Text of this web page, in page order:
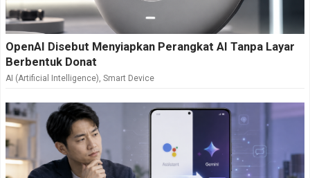
OpenAI Disebut Menyiapkan Perangkat AI Tanpa Layar
Berbentuk Donat
AI (Artificial Intelligence) Smart Device